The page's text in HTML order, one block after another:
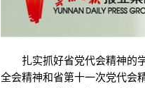
扎实抓好省党代会精神的学
全会精神和省第十一次党代会